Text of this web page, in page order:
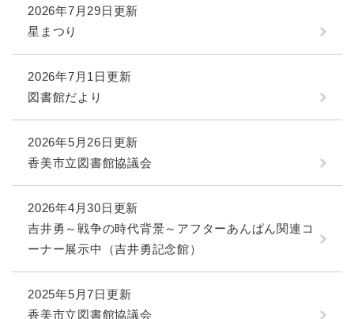
2026年7月29日更新
星まつり
2026年7月1日更新
図書館だより
2026年5月26日更新
香美市立図書館協議会
2026年4月30日更新
吉井勇～戦争の時代背景～アフターあんぱん関連コ
ーナー展示中（吉井勇記念館）
2025年5月7日更新
香美市立図書館協議会